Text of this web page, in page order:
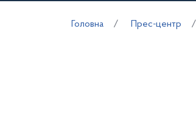
Головна Прес-центр